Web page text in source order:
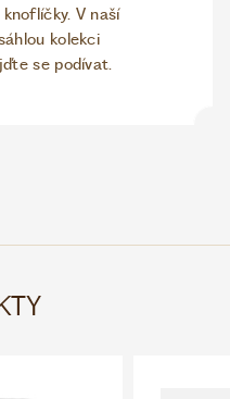
V naší
kolekci
se podívat.